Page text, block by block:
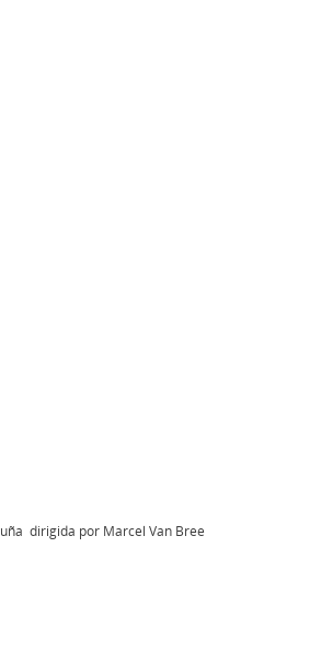
dirigida por Marcel Van Bree